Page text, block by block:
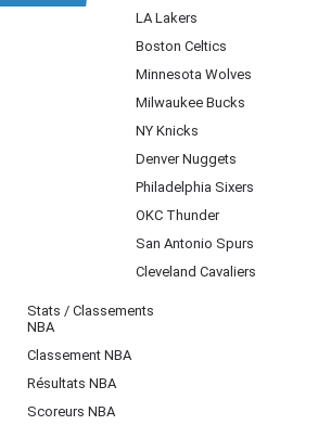
LA Lakers
Boston Celtics
Minnesota Wolves
Milwaukee Bucks
NY Knicks
Denver Nuggets
Philadelphia Sixers
OKC Thunder
San Antonio Spurs
Cleveland Cavaliers
Stats / Classements
NBA
Classement NBA
Résultats NBA
Scoreurs NBA